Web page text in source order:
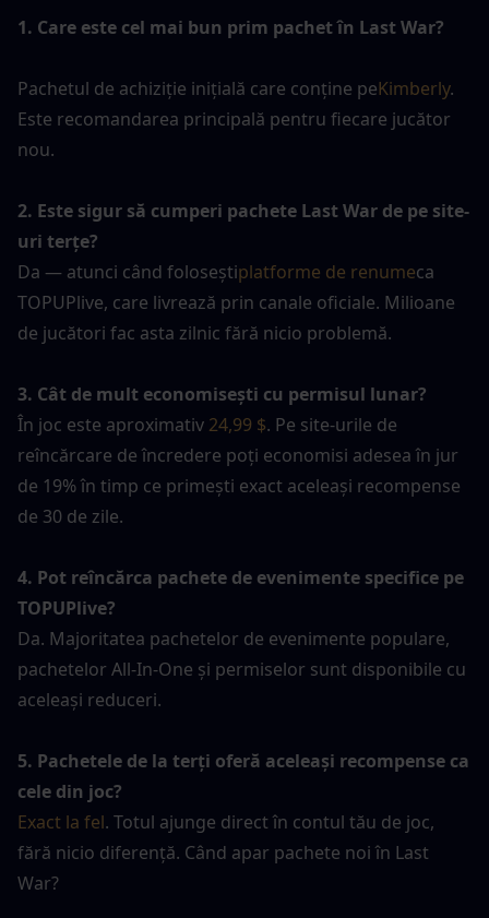
1. Care este cel mai bun prim pachet în Last War?
Pachetul de achiziție inițială care conține peKimberly.
Este recomandarea principală pentru fiecare jucător
nou.
2. Este sigur să cumperi pachete Last War de pe site-
uri terțe?
Da — atunci când foloseștiplatforme de renumeca
TOPUPlive, care livrează prin canale oficiale. Milioane
de jucători fac asta zilnic fără nicio problemă.
3. Cât de mult economisești cu permisul lunar?
În joc este aproximativ 24,99 $. Pe site-urile de
reîncărcare de încredere poți economisi adesea în jur
de 19% în timp ce primești exact aceleași recompense
de 30 de zile.
4. Pot reîncărca pachete de evenimente specifice pe
TOPUPlive?
Da. Majoritatea pachetelor de evenimente populare,
pachetelor All-In-One și permiselor sunt disponibile cu
aceleași reduceri.
5. Pachetele de la terți oferă aceleași recompense ca
cele din joc?
Exact la fel. Totul ajunge direct în contul tău de joc,
fără nicio diferență. Când apar pachete noi în Last
War?